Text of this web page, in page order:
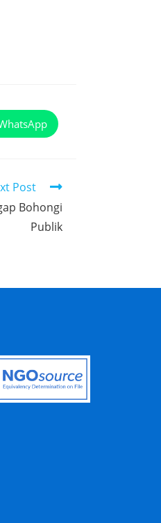
Post
Bohongi
Publik